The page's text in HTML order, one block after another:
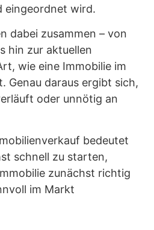
eingeordnet wird.
dabei zusammen – von
hin zur aktuellen
wie eine Immobilie im
Genau daraus ergibt sich,
oder unnötig an
bedeutet
schnell zu starten,
zunächst richtig
im Markt